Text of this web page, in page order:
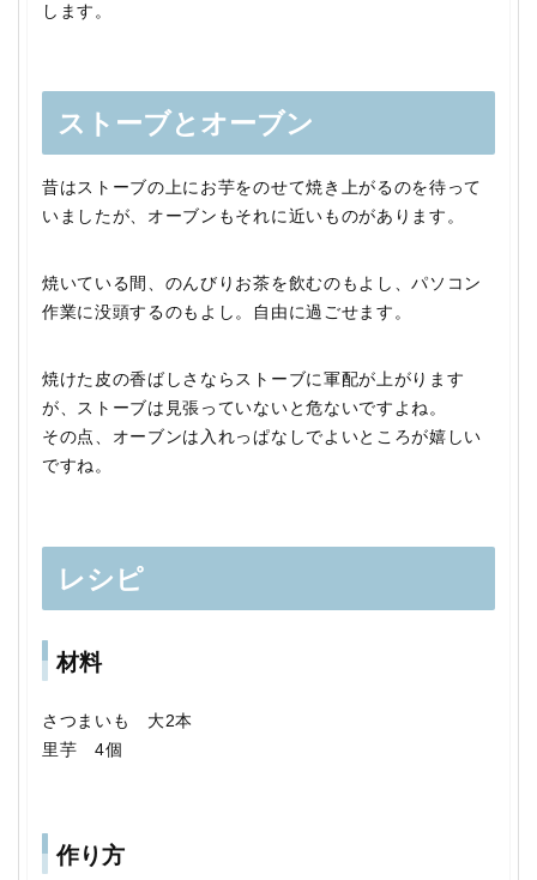
します。
ストーブとオーブン
昔はストーブの上にお芋をのせて焼き上がるのを待って
いましたが、オーブンもそれに近いものがあります。
焼いている間、のんびりお茶を飲むのもよし、パソコン
作業に没頭するのもよし。自由に過ごせます。
焼けた皮の香ばしさならストーブに軍配が上がります
が、ストーブは見張っていないと危ないですよね。
その点、オーブンは入れっぱなしでよいところが嬉しい
ですね。
レシピ
材料
さつまいも 大2本
里芋 4個
作り方